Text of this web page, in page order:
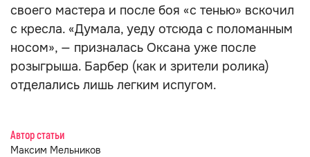
своего мастера и после боя «с тенью» вскочил
с кресла. «Думала, уеду отсюда с поломанным
носом», — призналась Оксана уже после
розыгрыша. Барбер (как и зрители ролика)
отделались лишь легким испугом.
Автор статьи
Максим Мельников